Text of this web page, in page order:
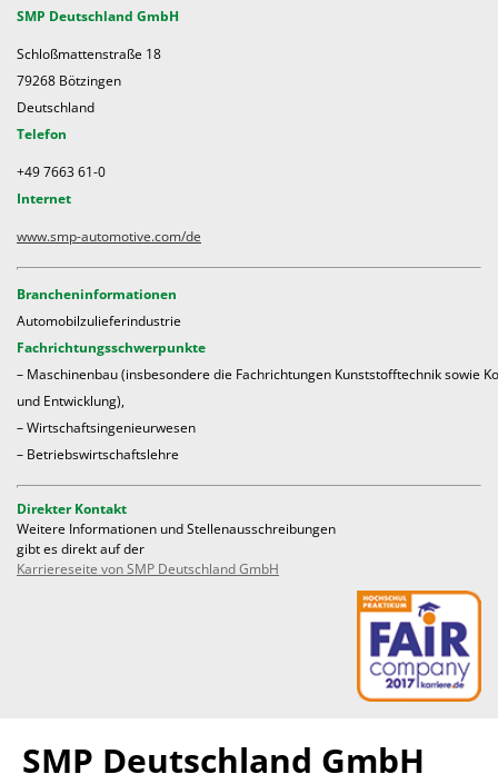
SMP Deutschland GmbH
Schloßmattenstraße 18
79268 Bötzingen
Deutschland
Telefon
+49 7663 61-0
Internet
www.smp-automotive.com/de
Brancheninformationen
Automobilzulieferindustrie
Fachrichtungsschwerpunkte
– Maschinenbau (insbesondere die Fachrichtungen Kunststofftechnik sowie
und Entwicklung),
– Wirtschaftsingenieurwesen
– Betriebswirtschaftslehre
Direkter Kontakt
Weitere Informationen und Stellenausschreibungen
gibt es direkt auf der
Karriereseite von SMP Deutschland GmbH
SMP Deutschland GmbH